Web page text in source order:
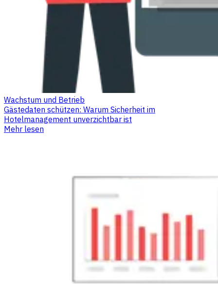
Wachstum und Betrieb
Gästedaten schützen: Warum Sicherheit im
Hotelmanagement unverzichtbar ist
Mehr lesen